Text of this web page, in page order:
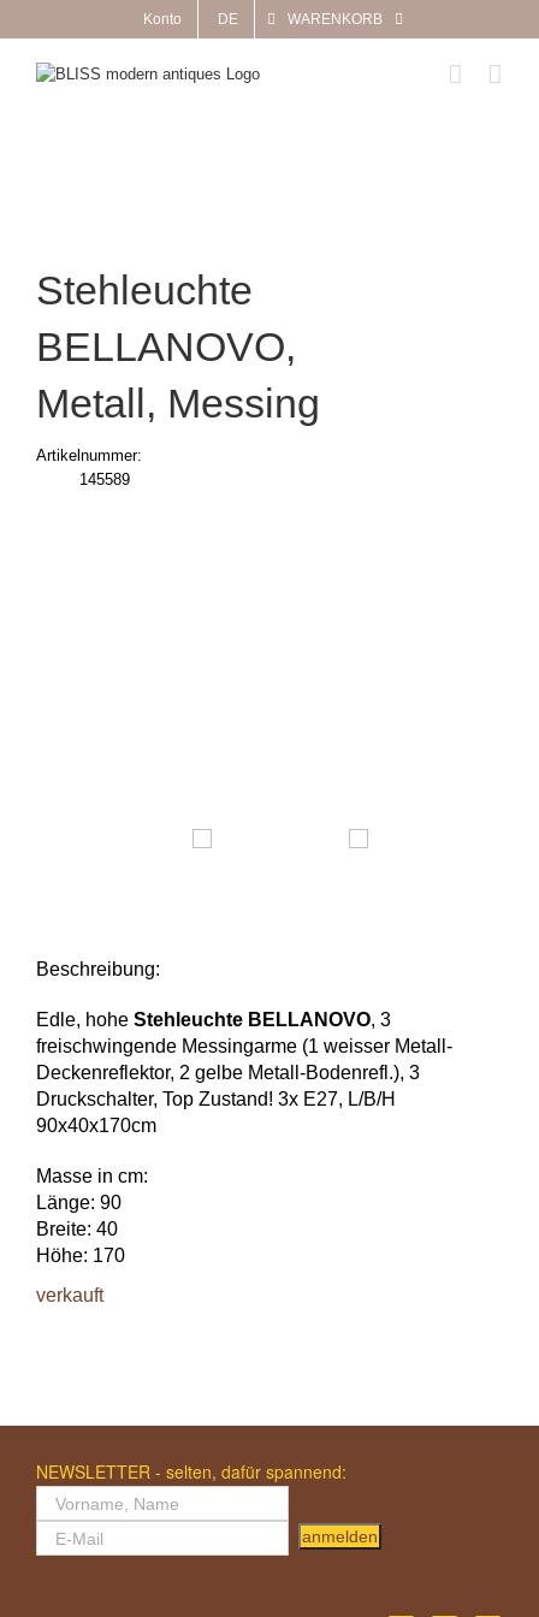
Inhalt
springen
Konto DE WARENKORB
Stehleuchte
BELLANOVO,
Metall, Messing
Artikelnummer:
145589
Beschreibung:
Edle, hohe Stehleuchte BELLANOVO, 3
freischwingende Messingarme (1 weisser Metall-
Deckenreflektor, 2 gelbe Metall-Bodenrefl.), 3
Druckschalter, Top Zustand! 3x E27, L/B/H
90x40x170cm
Masse in cm:
Länge: 90
Breite: 40
Höhe: 170
verkauft
NEWSLETTER - selten, dafür spannend:
anmelden